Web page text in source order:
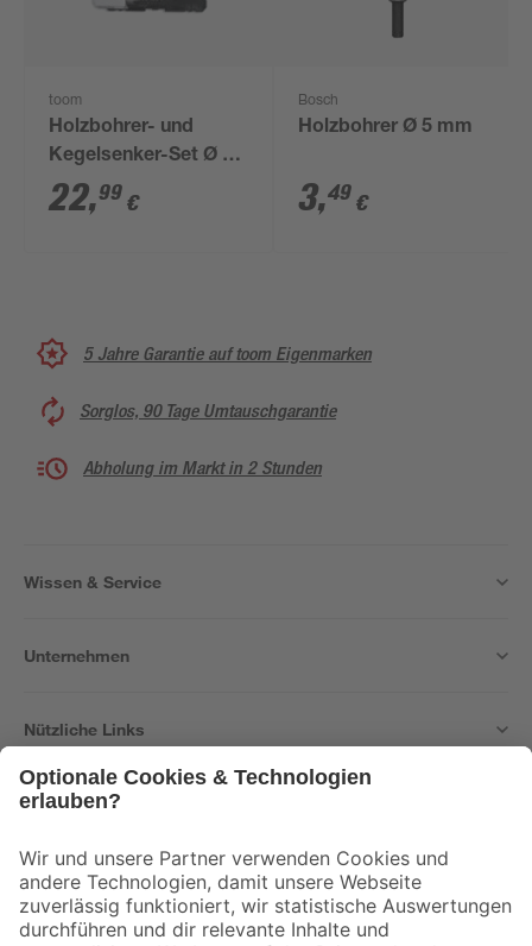
toom
Holzbohrer- und
Kegelsenker-Set Ø 4 -
10 mm 6-teilig
22,99 €
Bosch
Holzbohrer Ø 5 mm
3,49 €
5 Jahre Garantie auf toom Eigenmarken
Sorglos, 90 Tage Umtauschgarantie
Abholung im Markt in 2 Stunden
Wissen & Service
Unternehmen
Nützliche Links
Der toom Newsletter: Keine Angebote und Aktionen mehr verpassen!
Zur Newsletter Anmeldung